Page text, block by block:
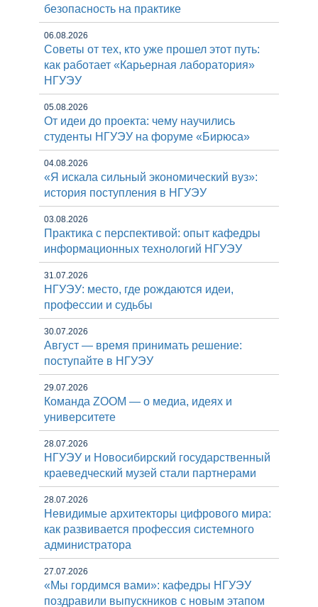
безопасность на практике
06.08.2026
Советы от тех, кто уже прошел этот путь:
как работает «Карьерная лаборатория»
НГУЭУ
05.08.2026
От идеи до проекта: чему научились
студенты НГУЭУ на форуме «Бирюса»
04.08.2026
«Я искала сильный экономический вуз»:
история поступления в НГУЭУ
03.08.2026
Практика с перспективой: опыт кафедры
информационных технологий НГУЭУ
31.07.2026
НГУЭУ: место, где рождаются идеи,
профессии и судьбы
30.07.2026
Август — время принимать решение:
поступайте в НГУЭУ
29.07.2026
Команда ZOOM — о медиа, идеях и
университете
28.07.2026
НГУЭУ и Новосибирский государственный
краеведческий музей стали партнерами
28.07.2026
Невидимые архитекторы цифрового мира:
как развивается профессия системного
администратора
27.07.2026
«Мы гордимся вами»: кафедры НГУЭУ
поздравили выпускников с новым этапом